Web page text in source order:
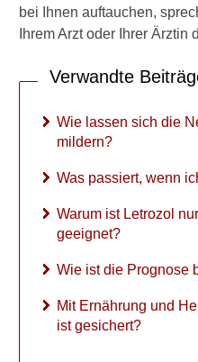
bei Ihnen auftauchen,
Ihrem Arzt oder Ihrer Ärztin
Verwandte
Wie lassen sich die
mildern?
Was passiert, wenn
Warum ist Letrozol
geeignet?
Wie ist die Prognose
Mit Ernährung und
ist gesichert?
e
t
o
l
v
r
e
i
i
a
b